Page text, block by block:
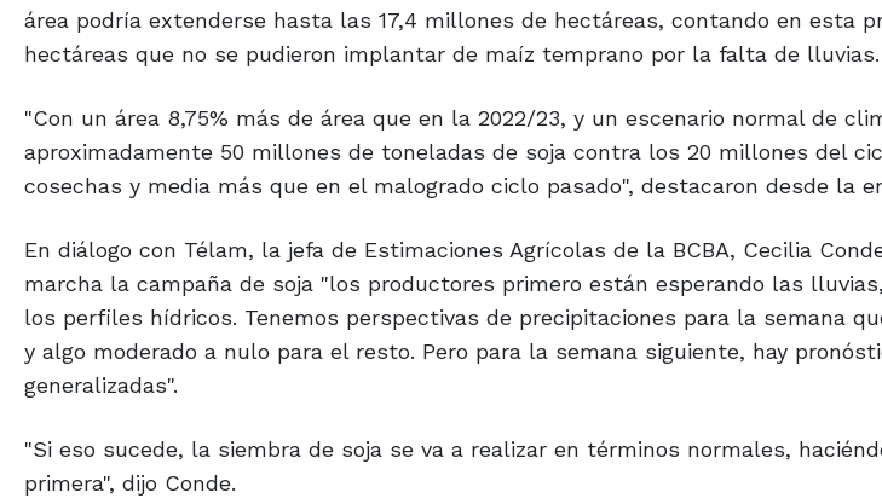
área podría extenderse hasta las 17,4 millones de hectáreas, contando en esta
hectáreas que no se pudieron implantar de maíz temprano por la falta de lluvias.
"Con un área 8,75% más de área que en la 2022/23, y un escenario normal de
aproximadamente 50 millones de toneladas de soja contra los 20 millones del
cosechas y media más que en el malogrado ciclo pasado", destacaron desde la
En diálogo con Télam, la jefa de Estimaciones Agrícolas de la BCBA, Cecilia
marcha la campaña de soja "los productores primero están esperando las
los perfiles hídricos. Tenemos perspectivas de precipitaciones para la semana
y algo moderado a nulo para el resto. Pero para la semana siguiente, hay
generalizadas".
"Si eso sucede, la siembra de soja se va a realizar en términos normales,
primera", dijo Conde.